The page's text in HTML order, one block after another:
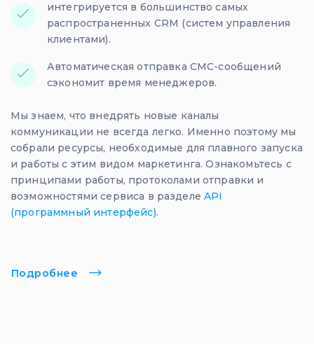
интегрируется в большинство самых
распространенных CRM (систем управления
клиентами).
Автоматическая отправка СМС-сообщений
сэкономит время менеджеров.
Мы знаем, что внедрять новые каналы
коммуникации не всегда легко. Именно поэтому мы
собрали ресурсы, необходимые для плавного запуска
и работы с этим видом маркетинга. Ознакомьтесь с
принципами работы, протоколами отправки и
возможностями сервиса в разделеAPI
(программный интерфейс).
Подробнее